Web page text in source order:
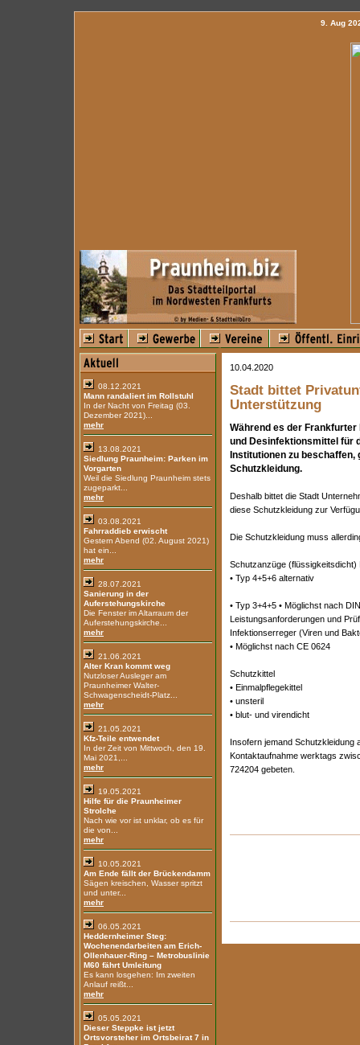
9. Aug
08.12.2021
Mann randaliert im Rollstuhl
In der Nacht von Freitag (03.
Dezember 2021)...
mehr
13.08.2021
Siedlung Praunheim: Parken im
Vorgarten
Weil die Siedlung Praunheim stets
zugeparkt...
mehr
03.08.2021
Fahrraddieb erwischt
Gestern Abend (02. August 2021)
hat ein...
mehr
28.07.2021
Sanierung in der
Auferstehungskirche
Die Fenster im Altarraum der
Auferstehungskirche...
mehr
21.06.2021
Alter Kran kommt weg
Nutzloser Ausleger am
Praunheimer Walter-
Schwagenscheidt-Platz...
mehr
21.05.2021
Kfz-Teile entwendet
In der Zeit von Mittwoch, den 19.
Mai 2021,...
mehr
19.05.2021
Hilfe für die Praunheimer
Strolche
Nach wie vor ist unklar, ob es für
die von...
mehr
10.05.2021
Am Ende fällt der Brückendamm
Sägen kreischen, Wasser spritzt
und unter...
mehr
06.05.2021
Heddernheimer Steg:
Wochenendarbeiten am Erich-
Ollenhauer-Ring – Metrobuslinie
M60 fährt Umleitung
Es kann losgehen: Im zweiten
Anlauf reißt...
mehr
05.05.2021
Dieser Steppke ist jetzt
Ortsvorsteher im Ortsbeirat 7 in
10.04.2020
Stadt bittet
Unterstützung
Während es der
und Desinfektionsmittel für
Institutionen zu
Schutzkleidung.
Deshalb bittet die Stadt
diese Schutzkleidung zur
Die Schutzkleidung muss
Schutzanzüge (flüssigkeitsdicht)
• Typ 4+5+6 alternativ
• Typ 3+4+5 • Möglichst nach
Leistungsanforderungen und
Infektionserreger (Viren und
• Möglichst nach CE 0624
Schutzkittel
• Einmalpflegekittel
• unsteril
• blut- und virendicht
Insofern jemand Schutzkleidung
Kontaktaufnahme werktags
724204 gebeten.